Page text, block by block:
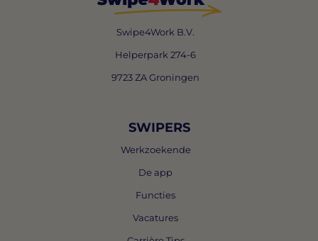
Swipe4Work B.V.
Helperpark 274-6
9723 ZA Groningen
SWIPERS
Werkzoekende
De app
Functies
Vacatures